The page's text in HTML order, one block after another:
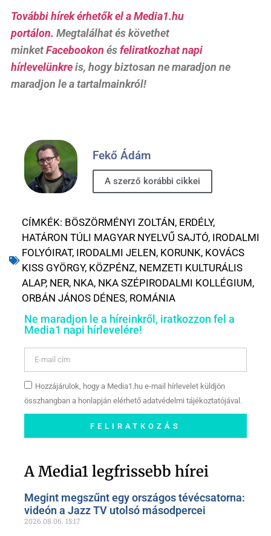
További hírek érhetők el a Media1.hu
portálon. Megtalálhat és követhet
minketFacebookon ésfeliratkozhat napi
hírlevelünkreis, hogy biztosan ne maradjon ne
maradjon le a tartalmainkról!
Fekő Ádám
A szerző korábbi cikkei
CÍMKÉK: BÖSZÖRMÉNYI ZOLTÁN, ERDÉLY,
HATÁRON TÚLI MAGYAR NYELVŰ SAJTÓ, IRODALMI
FOLYÓIRAT, IRODALMI JELEN, KORUNK, KOVÁCS
KISS GYÖRGY, KÖZPÉNZ, NEMZETI KULTURÁLIS
ALAP, NER, NKA, NKA SZÉPIRODALMI KOLLÉGIUM,
ORBÁN JÁNOS DÉNES, ROMÁNIA
Ne maradjon le a híreinkről, iratkozzon fel a
Media1 napi hírlevelére!
Hozzájárulok, hogy a Media1.hu e-mail hírlevelet küldjön
összhangban a honlapján elérhető adatvédelmi tájékoztatójával.
FELIRATKOZÁS
oldalunkon!
A Media1 legfrissebb hírei
Megint megszűnt egy országos tévécsatorna:
videón a Jazz TV utolsó másodpercei
2026.08.06. 15:17